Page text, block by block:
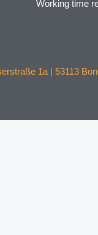
Working time
1a | 53113